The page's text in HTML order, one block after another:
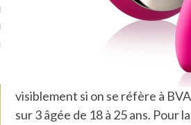
comment ? "
je ne parle presque que
visiblement si on se réfère à
sur 3 âgée de 18 à 25 ans. Pour